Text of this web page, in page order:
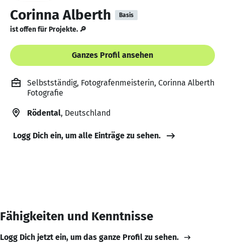
Corinna Alberth Basis
ist offen für Projekte. 🔎
Ganzes Profil ansehen
Selbstständig, Fotografenmeisterin, Corinna Alberth
Fotografie
Rödental, Deutschland
Logg Dich ein, um alle Einträge zu sehen.
Fähigkeiten und Kenntnisse
Logg Dich jetzt ein, um das ganze Profil zu sehen.